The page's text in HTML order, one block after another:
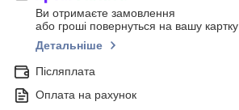
Ви отримаєте замовлення
або гроші повернуться на вашу картку
Детальніше
Післяплата
Оплата на рахунок